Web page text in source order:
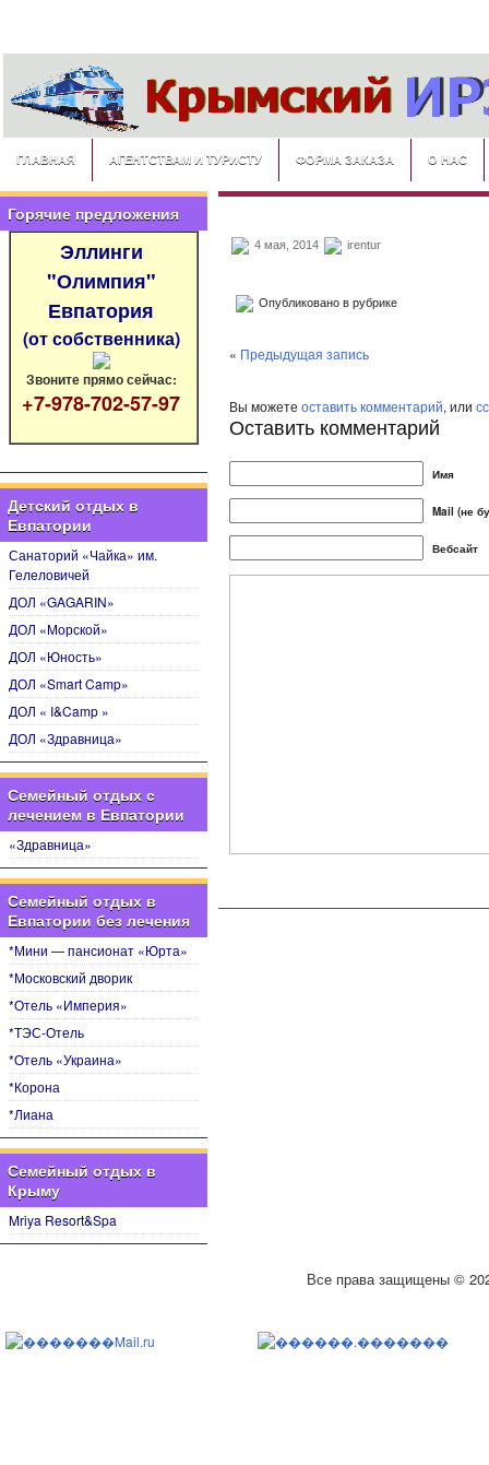
ГЛАВНАЯ АГЕНТСТВАМ И ТУРИСТУ ФОРМА ЗАКАЗА О НАС
Горячие предложения
Эллинги
"Олимпия"
Евпатория
(от собственника)
Звоните прямо сейчас:
+7-978-702-57-97
Детский отдых в
Евпатории
Санаторий «Чайка» им.
Гелеловичей
ДОЛ «GAGARIN»
ДОЛ «Морской»
ДОЛ «Юность»
ДОЛ «Smart Camp»
ДОЛ « I&Camp »
ДОЛ «Здравница»
Семейный отдых с
лечением в Евпатории
«Здравница»
Семейный отдых в
Евпатории без лечения
*Мини — пансионат «Юрта»
*Московский дворик
*Отель «Империя»
*ТЭС-Отель
*Отель «Украина»
*Корона
*Лиана
Семейный отдых в
Крыму
Mriya Resort&Spa
4 мая, 2014 irentur
Опубликовано в рубрике
« Предыдущая запись
Вы можете оставить комментарий, или
Оставить комментарий
Имя
Mail (не
Вебсайт
Все права защищены ©